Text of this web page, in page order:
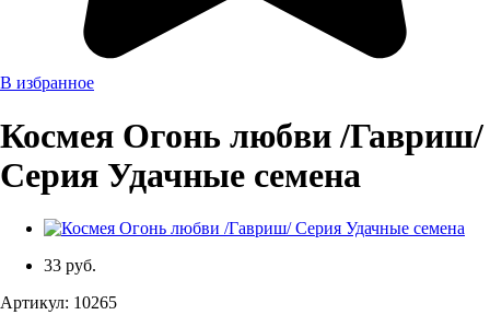
В избранное
Космея Огонь любви /Гавриш/
Серия Удачные семена
33 руб.
Артикул: 10265